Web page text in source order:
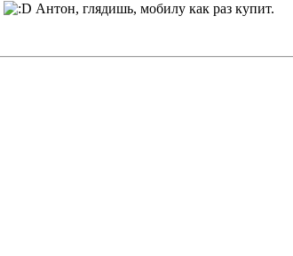
Антон, глядишь, мобилу как раз купит.